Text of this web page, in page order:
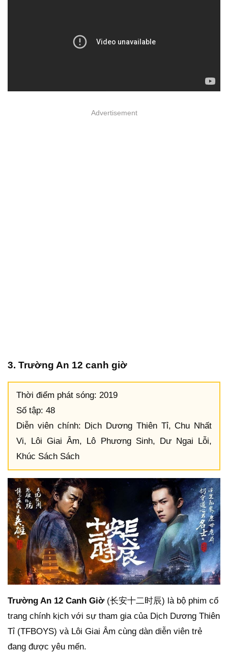
Advertisement
3. Trường An 12 canh giờ
Thời điểm phát sóng: 2019
Số tập: 48
Diễn viên chính: Dịch Dương Thiên Tỉ, Chu Nhất
Vi, Lôi Giai Âm, Lô Phương Sinh, Dư Ngai Lỗi,
Khúc Sách Sách
Trường An 12 Canh Giờ (长安十二时辰) là bộ phim cổ
trang chính kịch với sự tham gia của Dịch Dương Thiên
Tỉ (TFBOYS) và Lôi Giai Âm cùng dàn diễn viên trẻ
đang được yêu mến.